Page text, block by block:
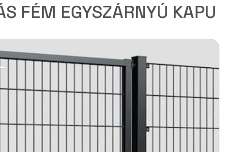
FÉM EGYSZÁRNYÚ KAPU